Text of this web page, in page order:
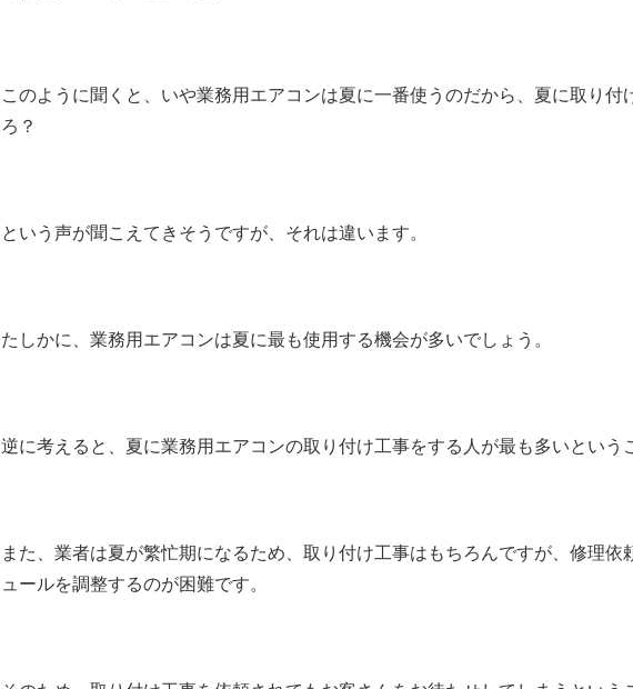
このように聞くと、いや業務用エアコンは夏に一番使うのだから、夏に取り
ろ？
という声が聞こえてきそうですが、それは違います。
たしかに、業務用エアコンは夏に最も使用する機会が多いでしょう。
逆に考えると、夏に業務用エアコンの取り付け工事をする人が最も多いという
また、業者は夏が繁忙期になるため、取り付け工事はもちろんですが、修理
ュールを調整するのが困難です。